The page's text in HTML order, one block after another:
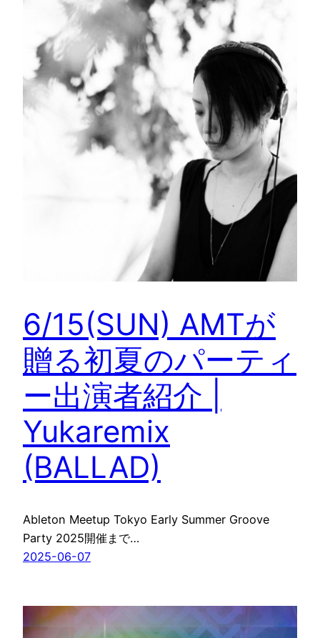
6/15(SUN) AMTが
贈る初夏のパーティ
ー出演者紹介 |
Yukaremix
(BALLAD)
Ableton Meetup Tokyo Early Summer Groove
Party 2025開催まで…
2025-06-07